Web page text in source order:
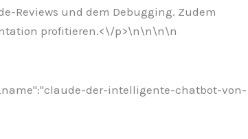
Reviews und dem Debugging. Zudem
profitieren.<\/p>\n\n\n\n
der-intelligente-chatbot-von-